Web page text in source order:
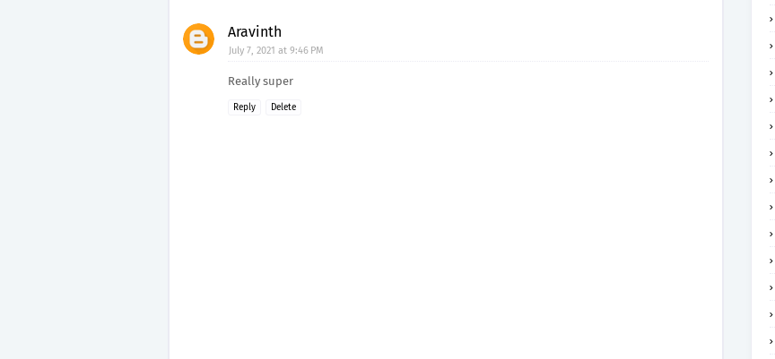
Aravinth
July 7, 2021 at 9:46 PM
Really super
Reply Delete